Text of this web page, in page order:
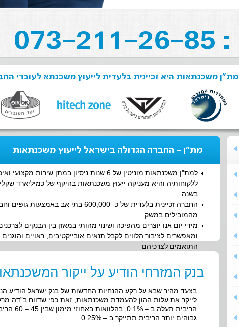
85
מת"ן משכנתאות היא זכיינית בלעדית לייעוץ משכנתא לעובדי
מת"ן - החברה הגדולה בישראל לייעוץ משכנתאות
למת"ן משכנתאות מוניטין של 6 שנות ניסיון במתן שירות מקצועי
ללקוחותיה והיא מעניקה ייעוץ משכנתאות בהיקף של כמיליארד
בשנה
החברה זכיינית בלעדית של כ- 600,000 בתי אב באמצעות
מהמובילים במשק
מידי יום אנו יוצרים מהפיכה ושינוי מהותי במאזן בין הבנקים
ומאפשרים לציבור הלווים לקבל תנאים אובייקטיבים, ראויים והוגנים
התואמים לצרכיהם
בנק המזרחי הודיע על ייקור
בצעד מהיר שבא על רקע ההנחיות החדשות של בנק ישראל הודיע
גבוהים יותר הריבית תתייקר ב – 0.25%.